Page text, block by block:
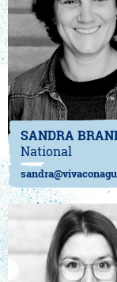
SANDRA
National